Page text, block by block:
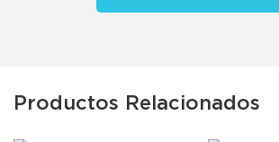
Productos Relacionados